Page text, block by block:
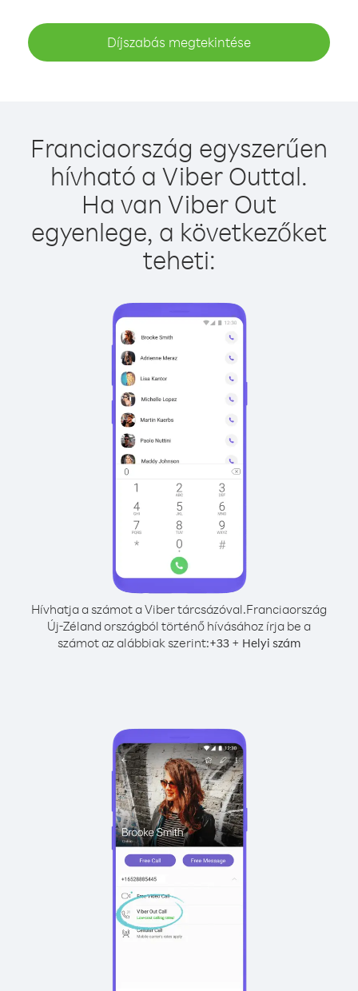
Díjszabás megtekintése
Franciaország egyszerűen
hívható a Viber Outtal.
Ha van Viber Out
egyenlege, a következőket
teheti:
Hívhatja a számot a Viber tárcsázóval.Franciaország
Új-Zéland országból történő hívásához írja be a
számot az alábbiak szerint:+33 + Helyi szám